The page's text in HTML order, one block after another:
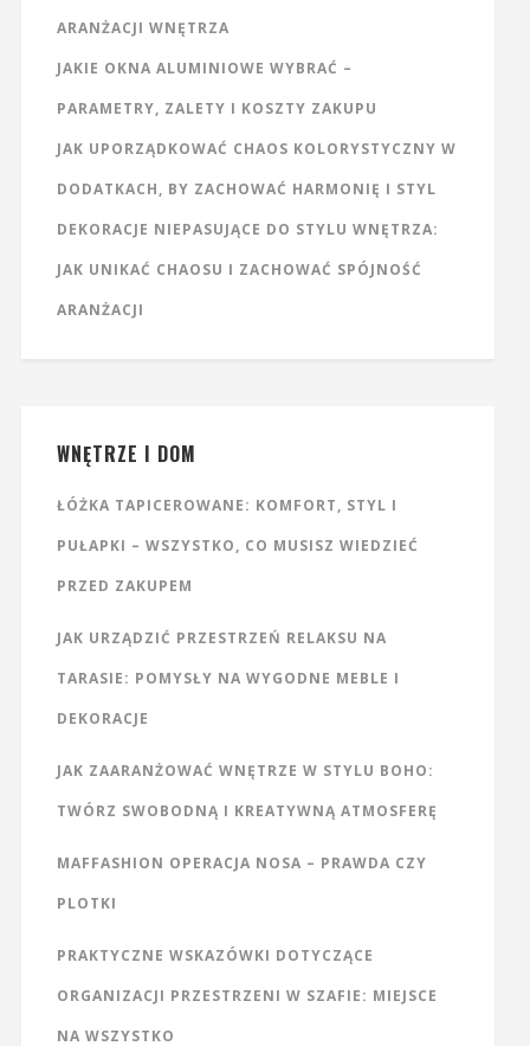
ARANŻACJI WNĘTRZA
JAKIE OKNA ALUMINIOWE WYBRAĆ –
PARAMETRY, ZALETY I KOSZTY ZAKUPU
JAK UPORZĄDKOWAĆ CHAOS KOLORYSTYCZNY W
DODATKACH, BY ZACHOWAĆ HARMONIĘ I STYL
DEKORACJE NIEPASUJĄCE DO STYLU WNĘTRZA:
JAK UNIKAĆ CHAOSU I ZACHOWAĆ SPÓJNOŚĆ
ARANŻACJI
WNĘTRZE I DOM
ŁÓŻKA TAPICEROWANE: KOMFORT, STYL I
PUŁAPKI – WSZYSTKO, CO MUSISZ WIEDZIEĆ
PRZED ZAKUPEM
JAK URZĄDZIĆ PRZESTRZEŃ RELAKSU NA
TARASIE: POMYSŁY NA WYGODNE MEBLE I
DEKORACJE
JAK ZAARANŻOWAĆ WNĘTRZE W STYLU BOHO:
TWÓRZ SWOBODNĄ I KREATYWNĄ ATMOSFERĘ
MAFFASHION OPERACJA NOSA – PRAWDA CZY
PLOTKI
PRAKTYCZNE WSKAZÓWKI DOTYCZĄCE
ORGANIZACJI PRZESTRZENI W SZAFIE: MIEJSCE
NA WSZYSTKO